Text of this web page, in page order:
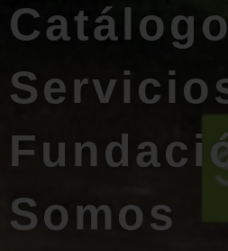
Somos